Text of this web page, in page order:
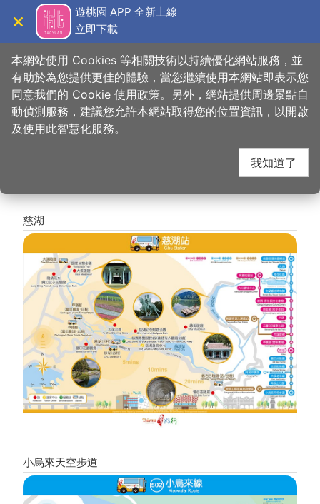
主
遊桃園 APP 全新上線
立即下載
首頁 > 計畫旅行 > 怎麼來 > 區內交通 > 台灣好行
小烏來線 散步地圖
慈湖
小烏來天空步道
本網站使用 Cookies 等相關技術以持續優化網站服務，並
有助於為您提供更佳的體驗，當您繼續使用本網站即表示您
同意我們的 Cookie 使用政策。另外，網站提供周邊景點自
動偵測服務，建議您允許本網站取得您的位置資訊，以開啟
及使用此智慧化服務。
我知道了